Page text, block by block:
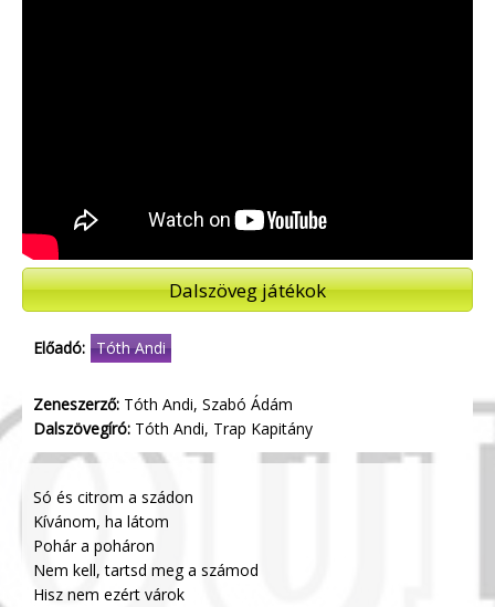
Dalszöveg játékok
Előadó: Tóth Andi
Zeneszerző: Tóth Andi, Szabó Ádám
Dalszövegíró: Tóth Andi, Trap Kapitány
Só és citrom a szádon
Kívánom, ha látom
Pohár a poháron
Nem kell, tartsd meg a számod
Hisz nem ezért várok